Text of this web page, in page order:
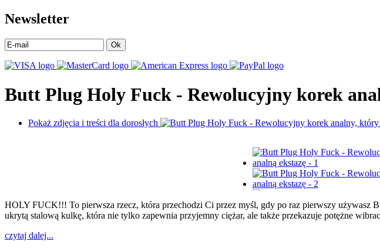
Newsletter
Ok
Butt Plug Holy Fuck - Rewolucyjny korek
Pokaż zdjęcia i treści dla dorosłych
HOLY FUCK!!! To pierwsza rzecz, która przechodzi Ci przez myśl, gdy po raz pierwszy
ukrytą stalową kulkę, która nie tylko zapewnia przyjemny ciężar, ale także przekazuje potężne
czytaj dalej...